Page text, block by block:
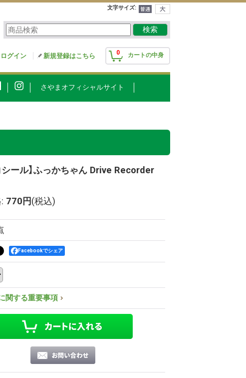
文字サイズ:
0 カートの中身
ログイン 新規登録はこちら
さやまオフィシャルサイト
シール】ふっかちゃん Drive Recorder
: 770円(税込)
Facebookでシェア
関する重要事項